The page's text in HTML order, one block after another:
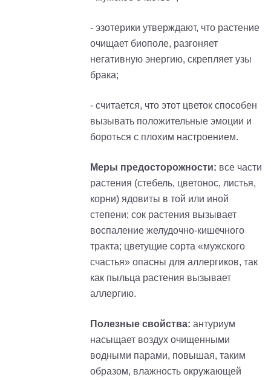
- эзотерики утверждают, что растение
очищает биополе, разгоняет
негативную энергию, скрепляет узы
брака;
- считается, что этот цветок способен
вызывать положительные эмоции и
бороться с плохим настроением.
Меры предосторожности: все части
растения (стебель, цветонос, листья,
корни) ядовиты в той или иной
степени; сок растения вызывает
воспаление желудочно-кишечного
тракта; цветущие сорта «мужского
счастья» опасны для аллергиков, так
как пыльца растения вызывает
аллергию.
Полезные свойства: антуриум
насыщает воздух очищенными
водными парами, повышая, таким
образом, влажность окружающей